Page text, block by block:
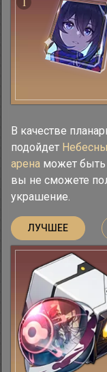
В качестве
подойдет
арена может быть
вы не сможете
украшение.
ЛУЧШЕЕ